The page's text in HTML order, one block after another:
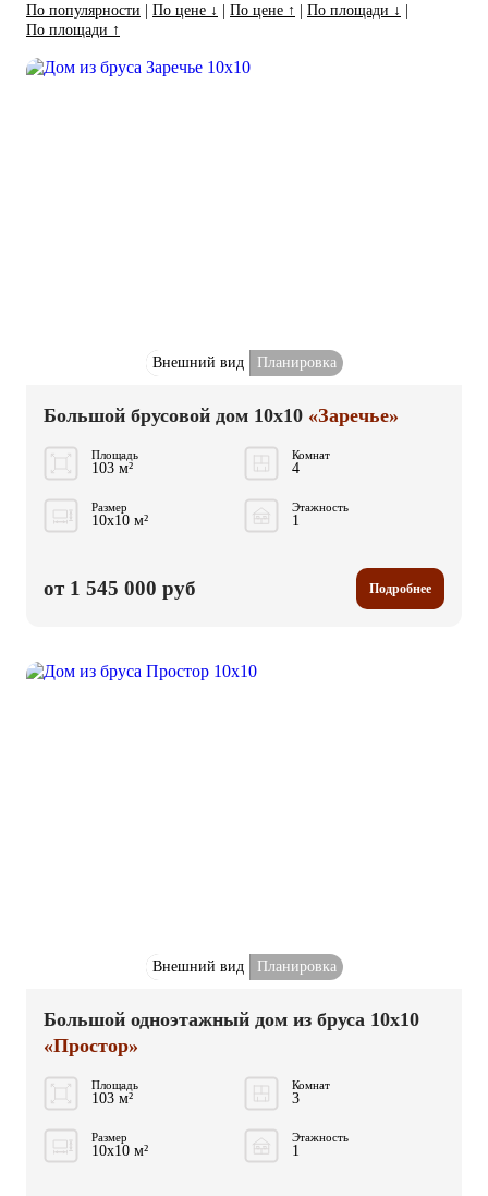
По популярности
По цене ↓ По цене ↑ По площади ↓
По площади ↑
Внешний вид Планировка
Большой брусовой дом 10x10 «Заречье»
Площадь
103 м²
Комнат
4
Размер
10x10 м²
Этажность
1
от 1 545 000 руб Подробнее
Внешний вид Планировка
Большой одноэтажный дом из бруса 10x10
«Простор»
Площадь
103 м²
Комнат
3
Размер
10x10 м²
Этажность
1